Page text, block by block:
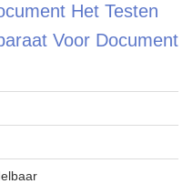
Het Testen
Voor Document